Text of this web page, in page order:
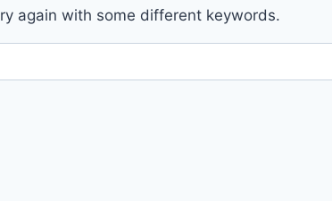
again with some different keywords.